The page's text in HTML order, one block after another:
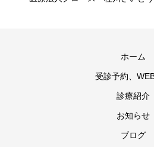
ホーム
受診予約、
診療紹介
お知らせ
ブログ